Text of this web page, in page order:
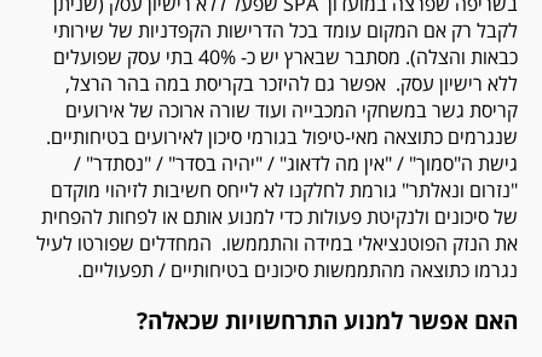
לקבל רק אם המקום עומד בכל הדרישות הקפדניות של שירותי
כבאות והצלה). מסתבר שבארץ יש כ- 40% בתי עסק שפועלים
ללא רישיון עסק. אפשר גם להיזכר בקריסת במה בהר הרצל,
קריסת גשר במשחקי המכבייה ועוד שורה ארוכה של אירועים
שנגרמים כתוצאה מאי-טיפול בגורמי סיכון לאירועים בטיחותיים.
גישת ה"סמוך" / "אין מה לדאוג" / "יהיה בסדר" / "נסתדר" /
"נזרום ונאלתר" גורמת לחלקנו לא לייחס חשיבות לזיהוי מוקדם
של סיכונים ולנקיטת פעולות כדי למנוע אותם או לפחות להפחית
את הנזק הפוטנציאלי במידה והתממשו. המחדלים שפורטו לעיל
נגרמו כתוצאה מהתממשות סיכונים בטיחותיים / תפעוליים.
האם אפשר למנוע התרחשויות שכאלה?